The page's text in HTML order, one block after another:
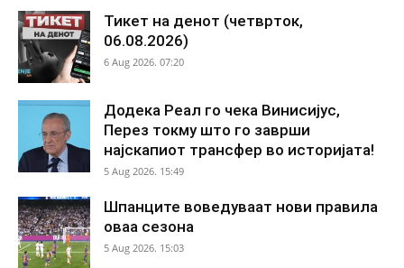
Тикет на денот (четврток,
06.08.2026)
6 Aug 2026. 07:20
Додека Реал го чека Винисијус,
Перез токму што го заврши
најскапиот трансфер во историјата!
5 Aug 2026. 15:49
Шпанците воведуваат нови правила
оваа сезона
5 Aug 2026. 15:03